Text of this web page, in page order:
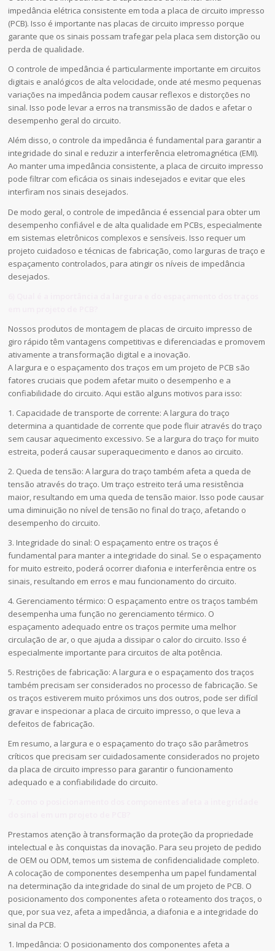
impedância elétrica consistente em toda a placa de circuito impresso
(PCB). Isso é importante nas placas de circuito impresso porque
garante que os sinais possam trafegar pela placa sem distorção ou
perda de qualidade.
O controle de impedância é particularmente importante em circuitos
digitais e analógicos de alta velocidade, onde até mesmo pequenas
variações na impedância podem causar reflexos e distorções no
sinal. Isso pode levar a erros na transmissão de dados e afetar o
desempenho geral do circuito.
Além disso, o controle da impedância é fundamental para garantir a
integridade do sinal e reduzir a interferência eletromagnética (EMI).
Ao manter uma impedância consistente, a placa de circuito impresso
pode filtrar com eficácia os sinais indesejados e evitar que eles
interfiram nos sinais desejados.
De modo geral, o controle de impedância é essencial para obter um
desempenho confiável e de alta qualidade em PCBs, especialmente
em sistemas eletrônicos complexos e sensíveis. Isso requer um
projeto cuidadoso e técnicas de fabricação, como larguras de traço e
espaçamento controlados, para atingir os níveis de impedância
desejados.
Nossos produtos de montagem de placas de circuito impresso de
giro rápido têm vantagens competitivas e diferenciadas e promovem
ativamente a transformação digital e a inovação.
A largura e o espaçamento dos traços em um projeto de PCB são
fatores cruciais que podem afetar muito o desempenho e a
confiabilidade do circuito. Aqui estão alguns motivos para isso:
1. Capacidade de transporte de corrente: A largura do traço
determina a quantidade de corrente que pode fluir através do traço
sem causar aquecimento excessivo. Se a largura do traço for muito
estreita, poderá causar superaquecimento e danos ao circuito.
2. Queda de tensão: A largura do traço também afeta a queda de
tensão através do traço. Um traço estreito terá uma resistência
maior, resultando em uma queda de tensão maior. Isso pode causar
uma diminuição no nível de tensão no final do traço, afetando o
desempenho do circuito.
3. Integridade do sinal: O espaçamento entre os traços é
fundamental para manter a integridade do sinal. Se o espaçamento
for muito estreito, poderá ocorrer diafonia e interferência entre os
sinais, resultando em erros e mau funcionamento do circuito.
4. Gerenciamento térmico: O espaçamento entre os traços também
desempenha uma função no gerenciamento térmico. O
espaçamento adequado entre os traços permite uma melhor
circulação de ar, o que ajuda a dissipar o calor do circuito. Isso é
especialmente importante para circuitos de alta potência.
5. Restrições de fabricação: A largura e o espaçamento dos traços
também precisam ser considerados no processo de fabricação. Se
os traços estiverem muito próximos uns dos outros, pode ser difícil
gravar e inspecionar a placa de circuito impresso, o que leva a
defeitos de fabricação.
Em resumo, a largura e o espaçamento do traço são parâmetros
críticos que precisam ser cuidadosamente considerados no projeto
da placa de circuito impresso para garantir o funcionamento
adequado e a confiabilidade do circuito.
Prestamos atenção à transformação da proteção da propriedade
intelectual e às conquistas da inovação. Para seu projeto de pedido
de OEM ou ODM, temos um sistema de confidencialidade completo.
A colocação de componentes desempenha um papel fundamental
na determinação da integridade do sinal de um projeto de PCB. O
posicionamento dos componentes afeta o roteamento dos traços, o
que, por sua vez, afeta a impedância, a diafonia e a integridade do
sinal da PCB.
1. Impedância: O posicionamento dos componentes afeta a